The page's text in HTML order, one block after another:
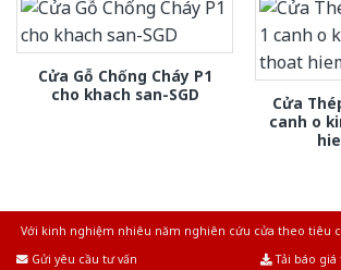
Cửa Gỗ Chống Cháy P1
cho khach san-SGD
Cửa
canh o
Với kinh nghiệm nhiêu năm nghiên cứu cửa theo tiêu
Gửi yêu cầu tư vấn
Tải báo